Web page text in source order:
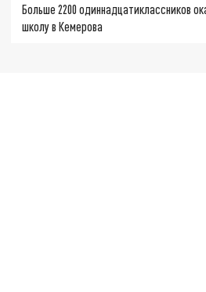
Больше 2200 одиннадцатиклассников
школу в Кемерова